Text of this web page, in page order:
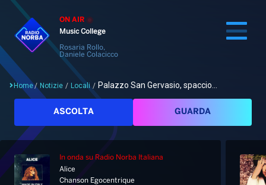
ON AIR
Music College
Rosaria Rollo,
Daniele Colacicco
Cerca
Home
Home/ Notizie / Locali / Palazzo San Gervasio, spaccio...
ASCOLTA GUARDA
In onda su Radio Norba Italiana
Alice
Chanson Egocentrique